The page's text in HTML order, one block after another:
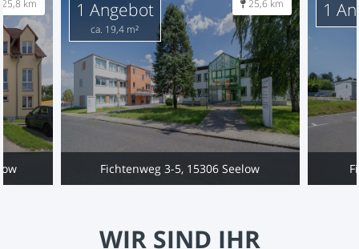
km 25,6 km
Fichtenweg 3-5, 15306 Seelow
1 Angebot
ca. 19,4 m²
1
WIR SIND IHR